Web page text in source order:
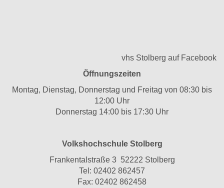
vhs Stolberg auf Facebook
Öffnungszeiten
Montag, Dienstag, Donnerstag und Freitag von 08:30 bis
12:00 Uhr
Donnerstag 14:00 bis 17:30 Uhr
Volkshochschule Stolberg
Frankentalstraße 3 52222 Stolberg
Tel: 02402 862457
Fax: 02402 862458